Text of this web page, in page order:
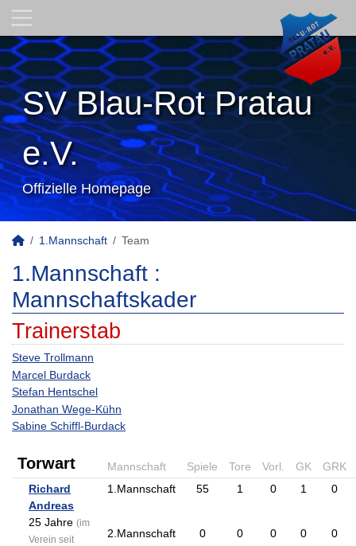
SV Blau-Rot Pratau
e.V.
Offizielle Homepage
1.Mannschaft Team
1.Mannschaft :
Mannschaftskader
Trainerstab
Steve Trollmann
Marcel Burdack
Stefan Hentschel
Jonathan Wege-Kühn
Sabine Schiffl-Burdack
Torwart Mannschaft Spiele Tore Vorl. GK
GRK
Richard
Andreas
25 Jahre (im
Verein seit
1.Mannschaft 55 1 0 1 0
2.Mannschaft 0 0 0 0 0